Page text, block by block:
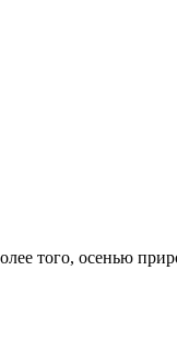
того, осенью